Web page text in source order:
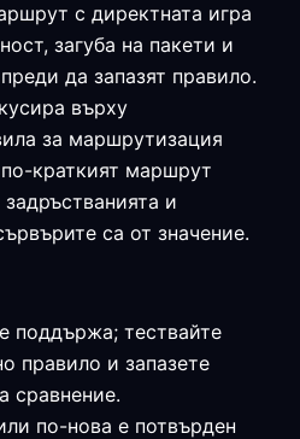
с директната игра
загуба на пакети и
да запазят правило.
върху
за маршрутизация
краткият маршрут
и
са от значение.
поддържа; тествайте
правило и запазете
сравнение.
по-нова е потвърден